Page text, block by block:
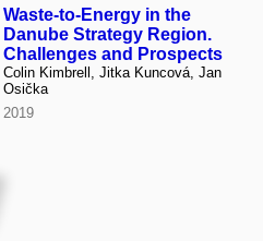
Waste-to-Energy in the
Danube Strategy Region.
Challenges and Prospects
Colin Kimbrell, Jitka Kuncová, Jan
Osička
2019